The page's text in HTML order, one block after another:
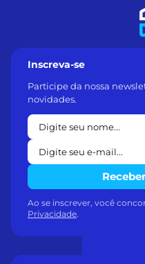
Inscreva-se
Participe da nossa
novidades.
Ao se inscrever, você
Privacidade